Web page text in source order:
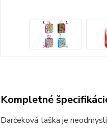
Kompletné
Darčeková taška je